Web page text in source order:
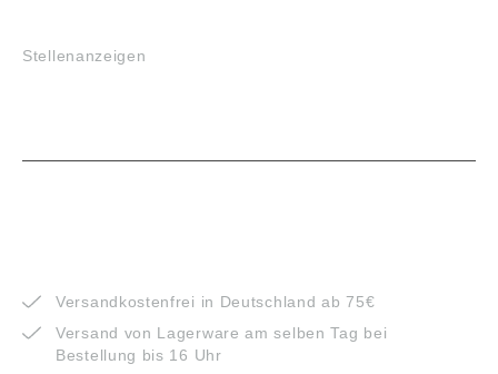
Stellenanzeigen
Versandkostenfrei in Deutschland ab 75€
Versand von Lagerware am selben Tag bei
Bestellung bis 16 Uhr